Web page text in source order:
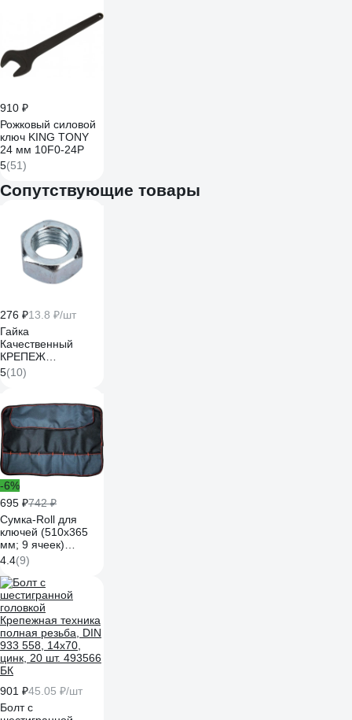
910 ₽
Рожковый силовой
ключ KING TONY
24 мм 10F0-24P
5(51)
Сопутствующие товары
276 ₽13.8 ₽/шт
Гайка
Качественный
КРЕПЕЖ
шестигранная DIN
934 М14 20 шт
5(10)
-6%
695 ₽742 ₽
Сумка-Roll для
ключей (510х365
мм; 9 ячеек)
Сорокин 27.11
4.4(9)
901 ₽45.05 ₽/шт
Болт с